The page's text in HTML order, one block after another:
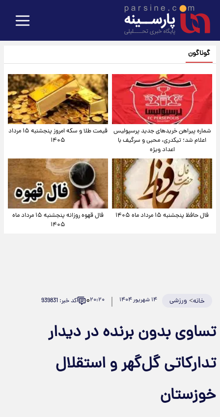
گوناگون
شماره پیراهن خریدهای جدید پرسپولیس
اعلام شد؛ تیکدری، محبی و سرگیف با
اعداد ویژه
قیمت طلا و سکه امروز پنجشنبه ۱۵ مرداد
۱۴۰۵
فال حافظ پنجشنبه ۱۵ مرداد ماه ۱۴۰۵
فال قهوه روزانه پنجشنبه ۱۵ مرداد ماه
۱۴۰۵
خانه> ورزشی ۱۴ شهریور ۱۴۰۴ ۲۰:۲۰۰ کد خبر: 939831
تساوی بدون برنده در دیدار
تدارکاتی گل‌گهر و استقلال
خوزستان